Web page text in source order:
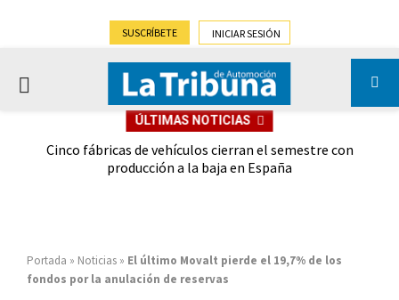
SUSCRÍBETE INICIAR SESIÓN
PRIMARY
ÚLTIMAS NOTICIAS
Cinco fábricas de vehículos cierran el semestre con
producción a la baja en España
Portada » Noticias » El último Movalt pierde el 19,7% de los
fondos por la anulación de reservas